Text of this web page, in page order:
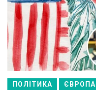
ПОЛІТИКА ЄВРОПА